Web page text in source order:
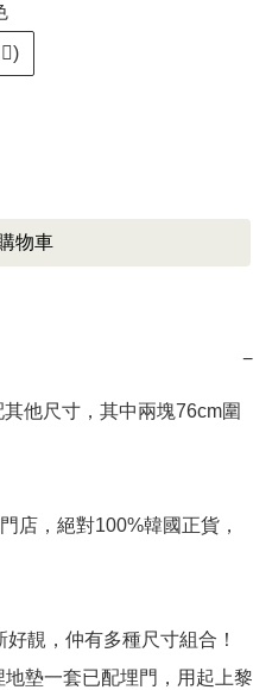
物車
−
他尺寸，其中兩塊76cm圍
店，絕對100%韓國正貨，
靚，仲有多種尺寸組合！
墊一套已配埋門，用起上黎